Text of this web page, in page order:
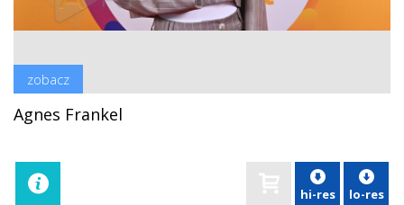
zobacz
Agnes Frankel
hi-res lo-res